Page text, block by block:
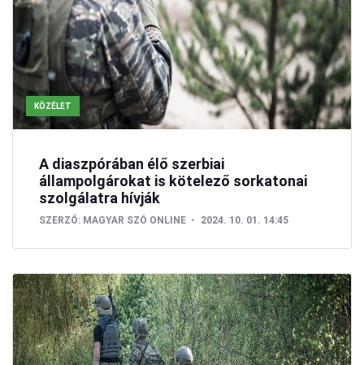
KÖZÉLET
A diaszpórában élő szerbiai
állampolgárokat is kötelező sorkatonai
szolgálatra hívják
SZERZŐ: MAGYAR SZÓ ONLINE 2024. 10. 01. 14:45